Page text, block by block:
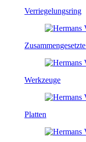
Verriegelungsring
Werkzeuge
Platten